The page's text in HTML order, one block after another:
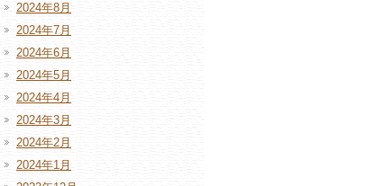
2024年8月
2024年7月
2024年6月
2024年5月
2024年4月
2024年3月
2024年2月
2024年1月